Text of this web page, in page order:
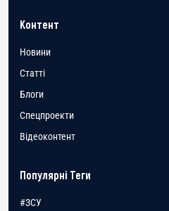
Контент
Новини
Статті
Блоги
Спецпроекти
Відеоконтент
Популярні Теги
#ЗСУ